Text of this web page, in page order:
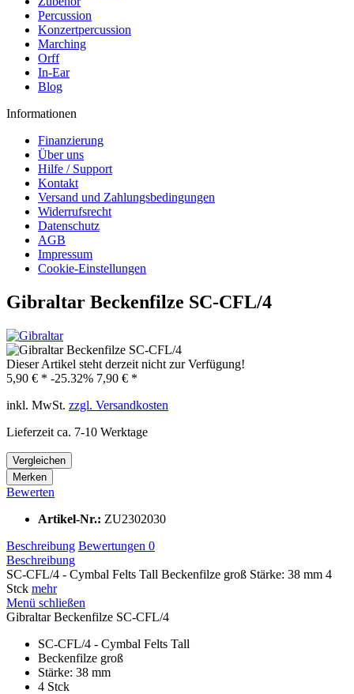
Percussion
Konzertpercussion
Marching
Orff
In-Ear
Blog
Informationen
Finanzierung
Über uns
Hilfe / Support
Kontakt
Versand und Zahlungsbedingungen
Widerrufsrecht
Datenschutz
AGB
Impressum
Cookie-Einstellungen
Gibraltar Beckenfilze SC-CFL/4
Dieser Artikel steht derzeit nicht zur Verfügung!
5,90 € * -25.32% 7,90 € *
inkl. MwSt. zzgl. Versandkosten
Lieferzeit ca. 7-10 Werktage
Vergleichen
Merken
Bewerten
Artikel-Nr.: ZU2302030
Beschreibung Bewertungen 0
Beschreibung
SC-CFL/4 - Cymbal Felts Tall Beckenfilze groß Stärke: 38 mm 4
Stck mehr
Menü schließen
Gibraltar Beckenfilze SC-CFL/4
SC-CFL/4 - Cymbal Felts Tall
Beckenfilze groß
Stärke: 38 mm
4 Stck